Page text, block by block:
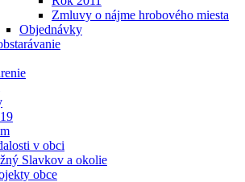
Zmluvy o nájme hrobového miesta
Objednávky
v obci
Slavkov a okolie
obce